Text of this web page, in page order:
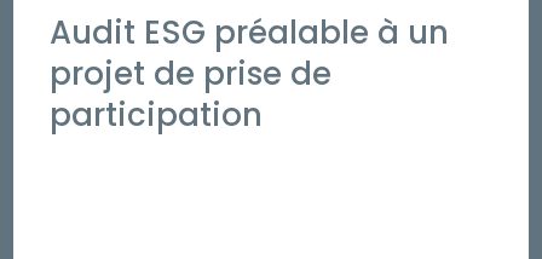
Audit ESG préalable à un
projet de prise de
participation